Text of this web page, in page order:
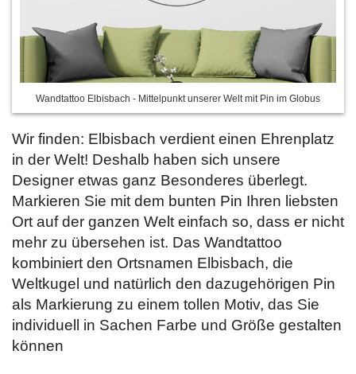
Wandtattoo Elbisbach - Mittelpunkt unserer Welt mit Pin im Globus
Wir finden: Elbisbach verdient einen Ehrenplatz
in der Welt! Deshalb haben sich unsere
Designer etwas ganz Besonderes überlegt.
Markieren Sie mit dem bunten Pin Ihren liebsten
Ort auf der ganzen Welt einfach so, dass er nicht
mehr zu übersehen ist. Das Wandtattoo
kombiniert den Ortsnamen Elbisbach, die
Weltkugel und natürlich den dazugehörigen Pin
als Markierung zu einem tollen Motiv, das Sie
individuell in Sachen Farbe und Größe gestalten
können